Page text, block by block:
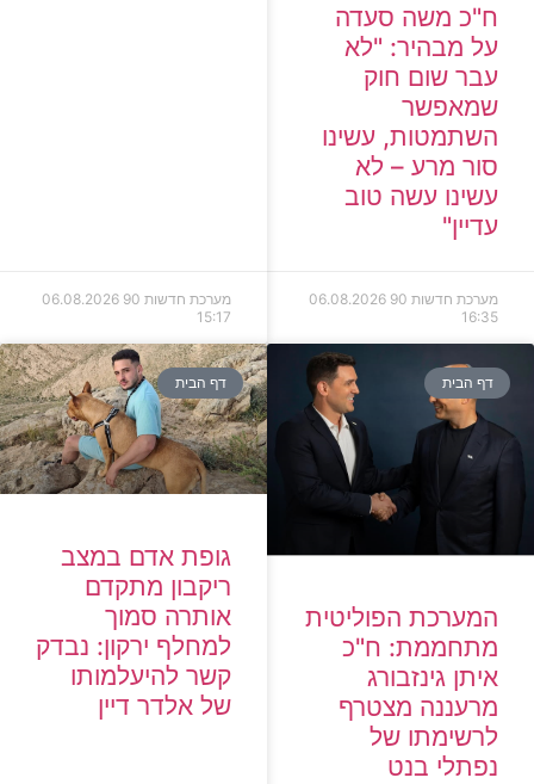
ח"כ משה סעדה
על מבהיר: "לא
עבר שום חוק
שמאפשר
השתמטות, עשינו
סור מרע – לא
עשינו עשה טוב
עדיין"
מערכת חדשות 90
06.08.2026
16:35
מערכת חדשות 90
06.08.2026
15:17
דף הבית
המערכת הפוליטית
מתחממת: ח"כ
איתן גינזבורג
מרעננה מצטרף
לרשימתו של
נפתלי בנט
דף הבית
גופת אדם במצב
ריקבון מתקדם
אותרה סמוך
למחלף ירקון: נבדק
קשר להיעלמותו
של אלדר דיין